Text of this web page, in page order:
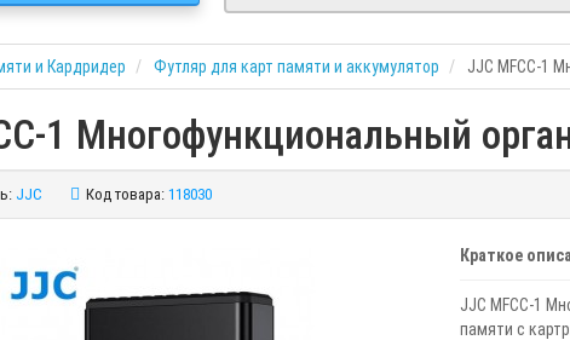
и Кардридер Футляр для карт памяти и аккумулятор JJC MFCC-1
1 Многофункциональный
JJC Код товара: 118030
Краткое
JJC MFCC-1
памяти с